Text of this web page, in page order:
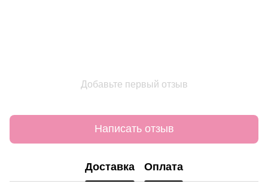
Добавьте первый отзыв
Написать отзыв
Доставка Оплата